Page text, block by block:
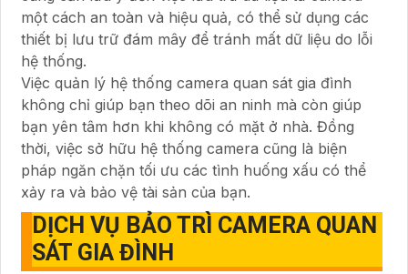
một cách an toàn và hiệu quả, có thể sử dụng các
thiết bị lưu trữ đám mây để tránh mất dữ liệu do lỗi
hệ thống.
Việc quản lý hệ thống camera quan sát gia đình
không chỉ giúp bạn theo dõi an ninh mà còn giúp
bạn yên tâm hơn khi không có mặt ở nhà. Đồng
thời, việc sở hữu hệ thống camera cũng là biện
pháp ngăn chặn tối ưu các tình huống xấu có thể
xảy ra và bảo vệ tài sản của bạn.
DỊCH VỤ BẢO TRÌ CAMERA QUAN
SÁT GIA ĐÌNH